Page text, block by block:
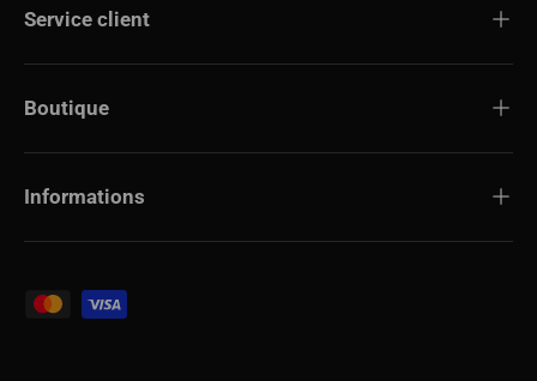
Service client
Boutique
Informations
Modes de paiement acceptés